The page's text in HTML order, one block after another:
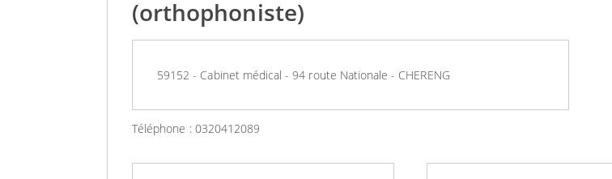
(orthophoniste)
59152 - Cabinet médical - 94 route Nationale - CHERENG
Téléphone : 0320412089